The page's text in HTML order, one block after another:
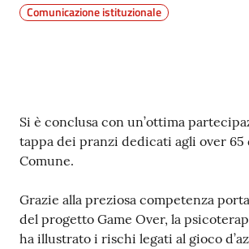
Tutti
Comunicazione istituzionale
Contenuto
Si è conclusa con un’ottima
tappa dei pranzi dedicati agli over 65
Comune.
Grazie alla preziosa competenza
del progetto Game Over, la
ha illustrato i rischi legati al gioco